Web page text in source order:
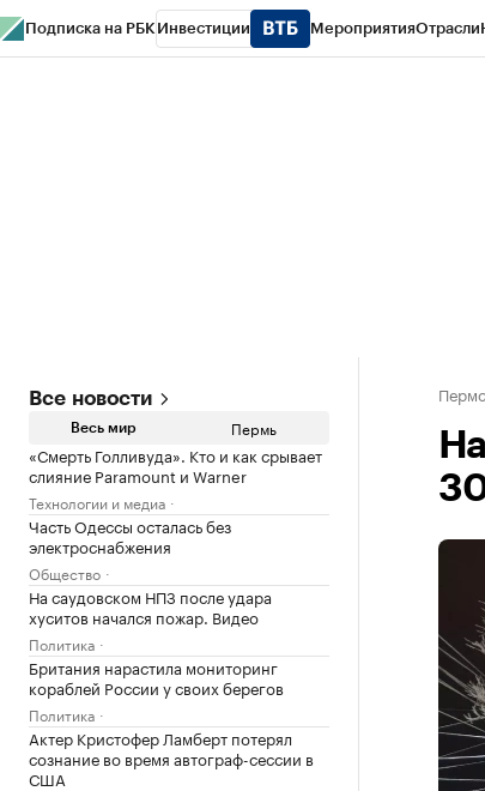
Подписка на РБК Инвестиции МероприятияОтрасли
Все новости
Весь мир Пермь
«Смерть Голливуда». Кто и как срывает
слияние Paramount и Warner
Технологии и медиа
Часть Одессы осталась без
электроснабжения
Общество
На саудовском НПЗ после удара
хуситов начался пожар. Видео
Политика
Британия нарастила мониторинг
кораблей России у своих берегов
Политика
Актер Кристофер Ламберт потерял
сознание во время автограф-сессии в
США